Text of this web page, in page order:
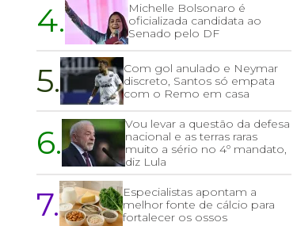
4.
Michelle Bolsonaro é
oficializada candidata ao
Senado pelo DF
5.
Com gol anulado e Neymar
discreto, Santos só empata
com o Remo em casa
6.
Vou levar a questão da defesa
nacional e as terras raras
muito a sério no 4º mandato,
diz Lula
7.
Especialistas apontam a
melhor fonte de cálcio para
fortalecer os ossos